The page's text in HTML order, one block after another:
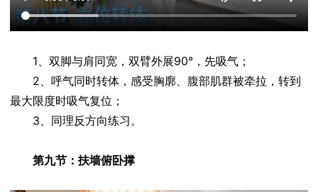
1、双脚与肩同宽，双臂外展90°，先吸气；
2、呼气同时转体，感受胸廓、腹部肌群被牵拉，转到
最大限度时吸气复位；
3、同理反方向练习。
第九节：扶墙俯卧撑